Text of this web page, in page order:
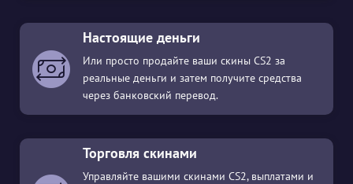
Настоящие деньги
Или просто продайте ваши скины CS2 за
реальные деньги и затем получите средства
через банковский перевод.
Торговля скинами
Управляйте вашими скинами CS2, выплатами и